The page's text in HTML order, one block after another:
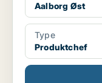
Aalborg Øst
Type
Produktchef